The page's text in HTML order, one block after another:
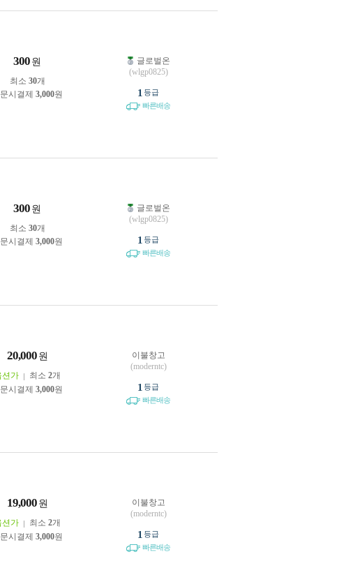
300 원
최소 30개
시결제 3,000원
글로벌온
(wlgp0825)
1 등급
빠른배송
300 원
최소 30개
시결제 3,000원
글로벌온
(wlgp0825)
1 등급
빠른배송
20,000 원
션가 최소 2개
시결제 3,000원
이불창고
(moderntc)
1 등급
빠른배송
19,000 원
션가 최소 2개
시결제 3,000원
이불창고
(moderntc)
1 등급
빠른배송